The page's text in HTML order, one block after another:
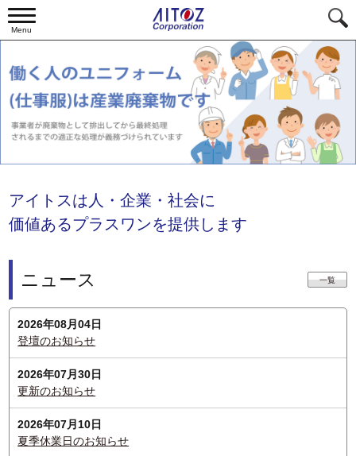
Menu
アイトスは人・企業・社会に
価値あるプラスワンを提供します
ニュース 一覧
2026年08月04日
登壇のお知らせ
2026年07月30日
更新のお知らせ
2026年07月10日
夏季休業日のお知らせ